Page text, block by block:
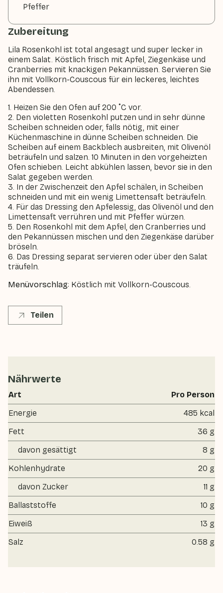
Pfeffer
Zubereitung
Lila Rosenkohl ist total angesagt und super lecker in
einem Salat. Köstlich frisch mit Apfel, Ziegenkäse und
Cranberries mit knackigen Pekannüssen. Servieren Sie
ihn mit Vollkorn-Couscous für ein leckeres, leichtes
Abendessen.
1. Heizen Sie den Ofen auf 200 ˚C vor.
2. Den violetten Rosenkohl putzen und in sehr dünne
Scheiben schneiden oder, falls nötig, mit einer
Küchenmaschine in dünne Scheiben schneiden. Die
Scheiben auf einem Backblech ausbreiten, mit Olivenöl
beträufeln und salzen. 10 Minuten in den vorgeheizten
Ofen schieben. Leicht abkühlen lassen, bevor sie in den
Salat gegeben werden.
3. In der Zwischenzeit den Apfel schälen, in Scheiben
schneiden und mit ein wenig Limettensaft beträufeln.
4. Für das Dressing den Apfelessig, das Olivenöl und den
Limettensaft verrühren und mit Pfeffer würzen.
5. Den Rosenkohl mit dem Apfel, den Cranberries und
den Pekannüssen mischen und den Ziegenkäse darüber
bröseln.
6. Das Dressing separat servieren oder über den Salat
träufeln.
Menüvorschlag: Köstlich mit Vollkorn-Couscous.
Teilen
Nährwerte
Art
Pro Person
Energie
485 kcal
Fett
36 g
davon gesättigt
8 g
Kohlenhydrate
20 g
davon Zucker
11 g
Ballaststoffe
10 g
Eiweiß
13 g
Salz
0.58 g